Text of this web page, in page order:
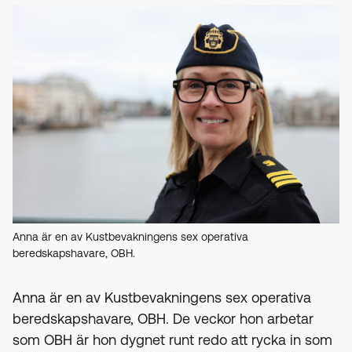
Anna är en av Kustbevakningens sex operativa
beredskapshavare, OBH.
Anna är en av Kustbevakningens sex operativa
beredskapshavare, OBH. De veckor hon arbetar
som OBH är hon dygnet runt redo att rycka in som